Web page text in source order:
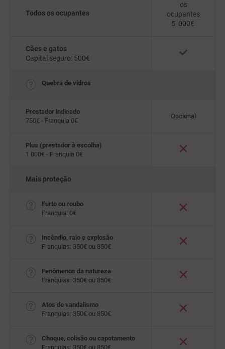
os
ocupantes
5 000€
Todos os ocupantes
Cães e gatos
Capital seguro: 500€
Quebra de vidros
Prestador indicado
750€ - Franquia 0€
Opcional
Plus (prestador à escolha)
1 000€ - Franquia 0€
Mais proteção
Furto ou roubo
Franquia: 0€
Incêndio, raio e explosão
Franquias: 350€ ou 850€
Fenómenos da natureza
Franquias: 350€ ou 850€
Atos de vandalismo
Franquias: 350€ ou 850€
Choque, colisão ou capotamento
Franquias: 350€ ou 850€